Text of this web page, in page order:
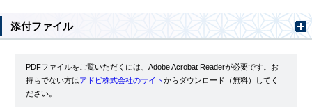
添付ファイル
PDFファイルをご覧いただくには、Adobe Acrobat Readerが必要です。お
持ちでない方はアドビ株式会社のサイトからダウンロード（無料）してく
ださい。